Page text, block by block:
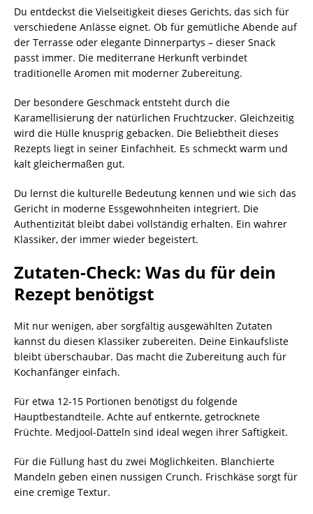
Du entdeckst die Vielseitigkeit dieses Gerichts, das sich für
verschiedene Anlässe eignet. Ob für gemütliche Abende auf
der Terrasse oder elegante Dinnerpartys – dieser Snack
passt immer. Die mediterrane Herkunft verbindet
traditionelle Aromen mit moderner Zubereitung.
Der besondere Geschmack entsteht durch die
Karamellisierung der natürlichen Fruchtzucker. Gleichzeitig
wird die Hülle knusprig gebacken. Die Beliebtheit dieses
Rezepts liegt in seiner Einfachheit. Es schmeckt warm und
kalt gleichermaßen gut.
Du lernst die kulturelle Bedeutung kennen und wie sich das
Gericht in moderne Essgewohnheiten integriert. Die
Authentizität bleibt dabei vollständig erhalten. Ein wahrer
Klassiker, der immer wieder begeistert.
Zutaten-Check: Was du für dein
Rezept benötigst
Mit nur wenigen, aber sorgfältig ausgewählten Zutaten
kannst du diesen Klassiker zubereiten. Deine Einkaufsliste
bleibt überschaubar. Das macht die Zubereitung auch für
Kochanfänger einfach.
Für etwa 12-15 Portionen benötigst du folgende
Hauptbestandteile. Achte auf entkernte, getrocknete
Früchte. Medjool-Datteln sind ideal wegen ihrer Saftigkeit.
Für die Füllung hast du zwei Möglichkeiten. Blanchierte
Mandeln geben einen nussigen Crunch. Frischkäse sorgt für
eine cremige Textur.